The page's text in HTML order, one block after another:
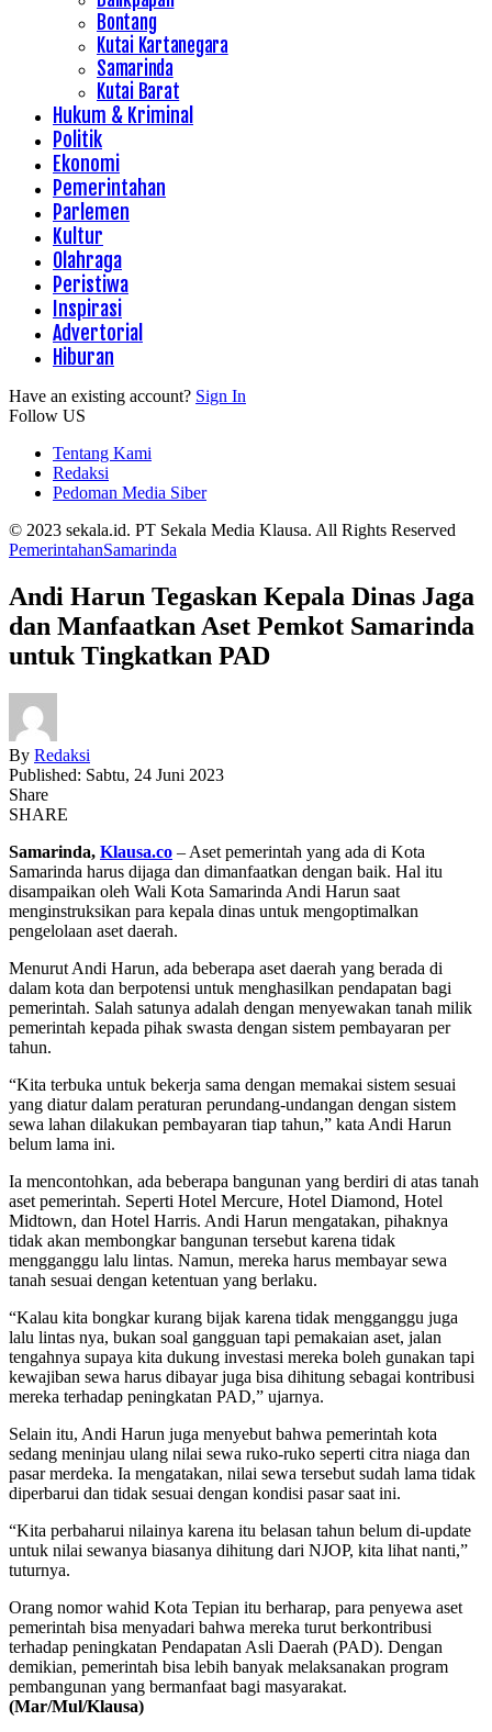
Bontang
Kutai Kartanegara
Samarinda
Kutai Barat
Hukum & Kriminal
Politik
Ekonomi
Pemerintahan
Parlemen
Kultur
Olahraga
Peristiwa
Inspirasi
Advertorial
Hiburan
Have an existing account? Sign In
Follow US
Tentang Kami
Redaksi
Pedoman Media Siber
© 2023 sekala.id. PT Sekala Media Klausa. All Rights Reserved
PemerintahanSamarinda
Andi Harun Tegaskan Kepala Dinas Jaga
dan Manfaatkan Aset Pemkot Samarinda
untuk Tingkatkan PAD
By Redaksi
Published: Sabtu, 24 Juni 2023
Share
SHARE
Samarinda, Klausa.co – Aset pemerintah yang ada di Kota
Samarinda harus dijaga dan dimanfaatkan dengan baik. Hal itu
disampaikan oleh Wali Kota Samarinda Andi Harun saat
menginstruksikan para kepala dinas untuk mengoptimalkan
pengelolaan aset daerah.
Menurut Andi Harun, ada beberapa aset daerah yang berada di
dalam kota dan berpotensi untuk menghasilkan pendapatan bagi
pemerintah. Salah satunya adalah dengan menyewakan tanah milik
pemerintah kepada pihak swasta dengan sistem pembayaran per
tahun.
“Kita terbuka untuk bekerja sama dengan memakai sistem sesuai
yang diatur dalam peraturan perundang-undangan dengan sistem
sewa lahan dilakukan pembayaran tiap tahun,” kata Andi Harun
belum lama ini.
Ia mencontohkan, ada beberapa bangunan yang berdiri di atas tanah
aset pemerintah. Seperti Hotel Mercure, Hotel Diamond, Hotel
Midtown, dan Hotel Harris. Andi Harun mengatakan, pihaknya
tidak akan membongkar bangunan tersebut karena tidak
mengganggu lalu lintas. Namun, mereka harus membayar sewa
tanah sesuai dengan ketentuan yang berlaku.
“Kalau kita bongkar kurang bijak karena tidak mengganggu juga
lalu lintas nya, bukan soal gangguan tapi pemakaian aset, jalan
tengahnya supaya kita dukung investasi mereka boleh gunakan tapi
kewajiban sewa harus dibayar juga bisa dihitung sebagai kontribusi
mereka terhadap peningkatan PAD,” ujarnya.
Selain itu, Andi Harun juga menyebut bahwa pemerintah kota
sedang meninjau ulang nilai sewa ruko-ruko seperti citra niaga dan
pasar merdeka. Ia mengatakan, nilai sewa tersebut sudah lama tidak
diperbarui dan tidak sesuai dengan kondisi pasar saat ini.
“Kita perbaharui nilainya karena itu belasan tahun belum di-update
untuk nilai sewanya biasanya dihitung dari NJOP, kita lihat nanti,”
tuturnya.
Orang nomor wahid Kota Tepian itu berharap, para penyewa aset
pemerintah bisa menyadari bahwa mereka turut berkontribusi
terhadap peningkatan Pendapatan Asli Daerah (PAD). Dengan
demikian, pemerintah bisa lebih banyak melaksanakan program
pembangunan yang bermanfaat bagi masyarakat.
(Mar/Mul/Klausa)